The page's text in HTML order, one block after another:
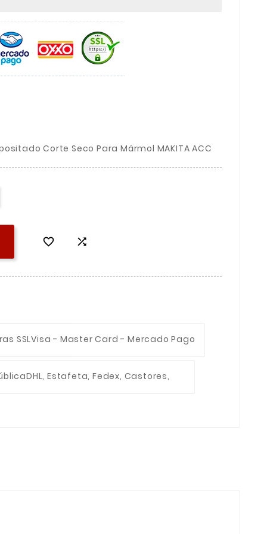
Corte Seco Para Mármol MAKITA ACC
 
SSLVisa - Master Card - Mercado Pago
DHL, Estafeta, Fedex, Castores,